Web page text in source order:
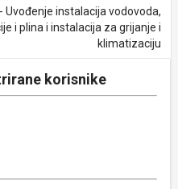
Uvođenje instalacija vodovoda,
i plina i instalacija za grijanje i
klimatizaciju
korisnike